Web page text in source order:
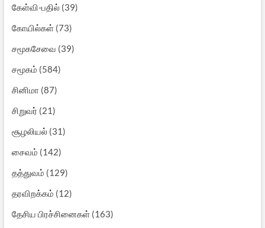
கேள்வி-பதில்(39)
கோயில்கள்(73)
சமூகசேவை (39)
சமூகம் (584)
சினிமா (87)
சிறுவர் (21)
சூழலியல்(31)
சைவம் (142)
தத்துவம் (129)
தரவிறக்கம் (12)
தேசிய பிரச்சினைகள்(163)